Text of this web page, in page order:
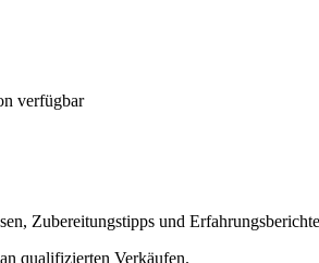
verfügbar
Zubereitungstipps und
qualifizierten Verkäufen.